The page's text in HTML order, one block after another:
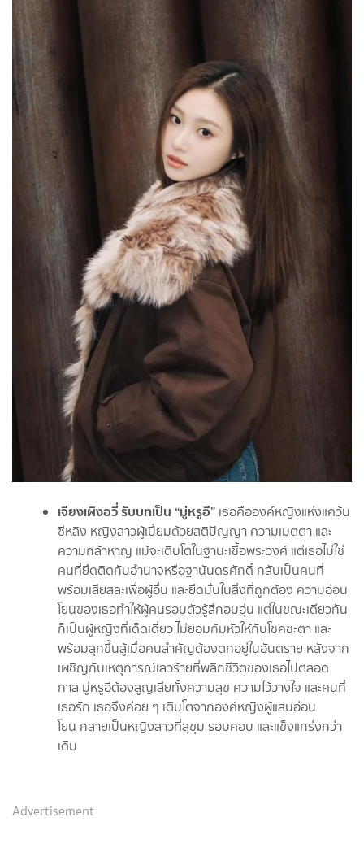
เจียงเผิงอวี่ รับบทเป็น “มู่หรูอี” เธอคือองค์หญิงแห่งแคว้น
ซีหลิง หญิงสาวผู้เปี่ยมด้วยสติปัญญา ความเมตตา และ
ความกล้าหาญ แม้จะเติบโตในฐานะเชื้อพระวงศ์ แต่เธอไม่ใช่
คนที่ยึดติดกับอำนาจหรือฐานันดรศักดิ์ กลับเป็นคนที่
พร้อมเสียสละเพื่อผู้อื่น และยึดมั่นในสิ่งที่ถูกต้อง ความอ่อน
โยนของเธอทำให้ผู้คนรอบตัวรู้สึกอบอุ่น แต่ในขณะเดียวกัน
ก็เป็นผู้หญิงที่เด็ดเดี่ยว ไม่ยอมก้มหัวให้กับโชคชะตา และ
พร้อมลุกขึ้นสู้เมื่อคนสำคัญต้องตกอยู่ในอันตราย หลังจาก
เผชิญกับเหตุการณ์เลวร้ายที่พลิกชีวิตของเธอไปตลอด
กาล มู่หรูอีต้องสูญเสียทั้งความสุข ความไว้วางใจ และคนที่
เธอรัก เธอจึงค่อย ๆ เติบโตจากองค์หญิงผู้แสนอ่อน
โยน กลายเป็นหญิงสาวที่สุขุม รอบคอบ และแข็งแกร่งกว่า
เดิม
Advertisement